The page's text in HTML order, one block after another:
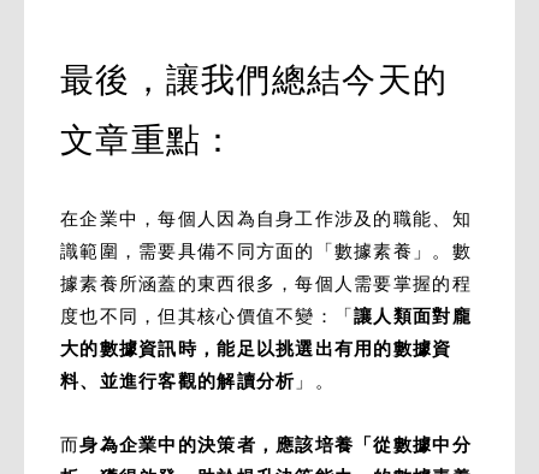
最後，讓我們總結今天的
文章重點：
在企業中，每個人因為自身工作涉及的職能、知
識範圍，需要具備不同方面的「數據素養」。數
據素養所涵蓋的東西很多，每個人需要掌握的程
度也不同，但其核心價值不變：「讓人類面對龐
大的數據資訊時，能足以挑選出有用的數據資
料、並進行客觀的解讀分析 」。
而身為企業中的決策者，應該培養「從數據中分